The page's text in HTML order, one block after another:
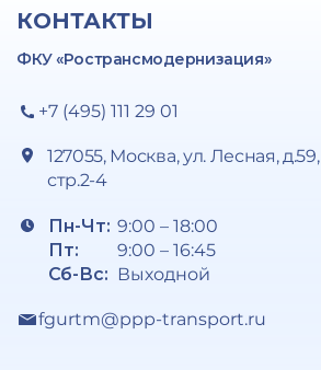
КОНТАКТЫ
ФКУ «Ространсмодернизация»
+7 (495) 111 29 01
127055, Москва, ул. Лесная, д.59,
стр.2-4
Пн-Чт:
Пт:
Сб-Вс:
9:00 – 18:00
9:00 – 16:45
Выходной
fgurtm@ppp-transport.ru